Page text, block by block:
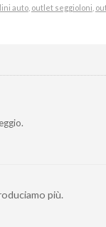
auto, outlet seggioloni
più.